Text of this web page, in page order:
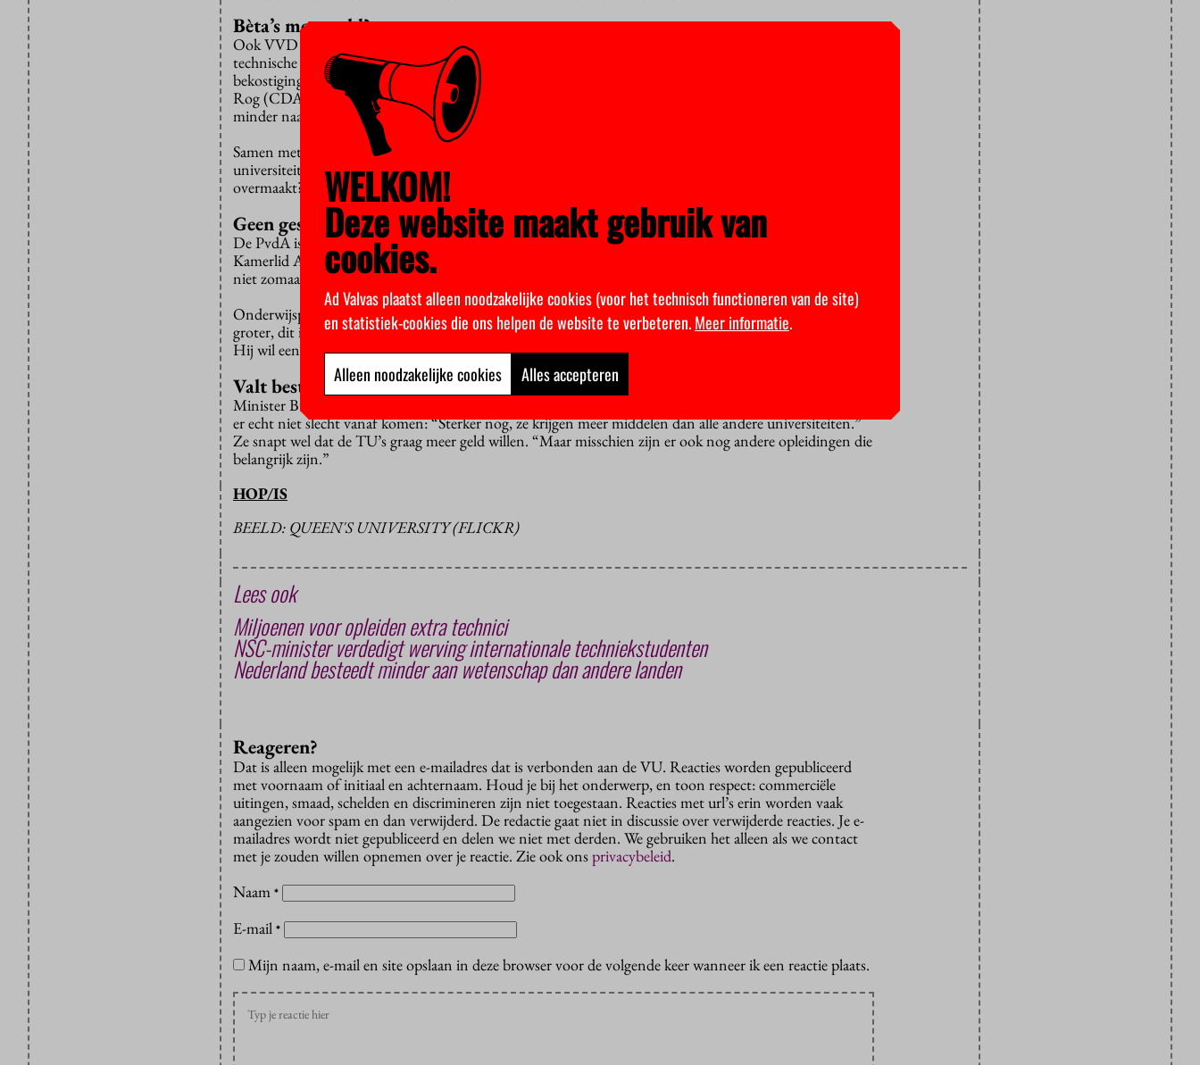
Bèta’s meer geld?
Ook VVD en CDA vragen minister Bussemaker om een einde te maken aan de numerus fixus bij
technische studies. Ze pleiten echter niet voor extra geld, maar voor een andere verdeling van de
bekostiging. “Klopt de verdeelsleutel tussen alfa, bèta en gamma bijvoorbeeld nog wel?”
Rog (CDA) zich af in het Financieele Dagblad. “Moet er niet meer geld naar de TU in Eindhoven en
minder naar de UvA?”
Samen met VVD-Kamerlid Pieter Duisenberg vraagt hij om een onderzoek naar de bekostiging van
universiteiten: waar gaat de 3,6 miljard euro heen die het ministerie van OCW naar de universiteiten
overmaakt?
Geen geschuif
De PvdA is niet voor het schuiven met geld. “Dan ben je wel heel erg op een eilandje bezig”, zegt
Kamerlid Amma Assante. “Ook bij onderwijsinstellingen spelen problemen die geld kosten. Je kunt daar
niet zomaar wat weghalen. Dan moet je zeggen, er moet extra geld bij.”
Onderwijspartij D66 heeft eveneens haar bedenkingen bij het plan van VVD en CDA. “Het probleem is
groter, dit is typisch een geluid van partijen die niet willen investeren”, zegt Kamerlid Paul van Meenen.
Hij wil een miljard euro extra uittrekken voor onderzoek en innovatie: “Dat geeft al een hoop lucht.”
Valt best mee
Minister Bussemaker benadrukte vorige week tijdens een
er echt niet slecht vanaf komen: “Sterker nog, ze krijgen meer middelen dan alle andere universiteiten.”
Ze snapt wel dat de TU’s graag meer geld willen. “Maar misschien zijn er ook nog andere opleidingen die
belangrijk zijn.”
HOP/IS
BEELD: QUEEN'S UNIVERSITY (FLICKR)
Lees ook
Miljoenen voor opleiden extra technici
NSC-minister verdedigt werving internationale techniekstudenten
Nederland besteedt minder aan wetenschap dan andere landen
Reageren?
Dat is alleen mogelijk met een e-mailadres dat is verbonden aan de VU. Reacties worden gepubliceerd
met voornaam of initiaal en achternaam. Houd je bij het onderwerp, en toon respect: commerciële
uitingen, smaad, schelden en discrimineren zijn niet toegestaan. Reacties met url’s erin worden vaak
aangezien voor spam en dan verwijderd. De redactie gaat niet in discussie over verwijderde reacties. Je e-
mailadres wordt niet gepubliceerd en delen we niet met derden. We gebruiken het alleen als we contact
met je zouden willen opnemen over je reactie. Zie ook onsprivacybeleid.
Naam *
E-mail *
Mijn naam, e-mail en site opslaan in deze browser voor de volgende keer wanneer ik een reactie plaats.
WELKOM!
Deze website maakt gebruik van
cookies.
Ad Valvas plaatst alleen noodzakelijke cookies (voor het technisch functioneren van de site)
en statistiek-cookies die ons helpen de website te verbeteren.Meer informatie.
Alleen noodzakelijke cookies Alles accepteren